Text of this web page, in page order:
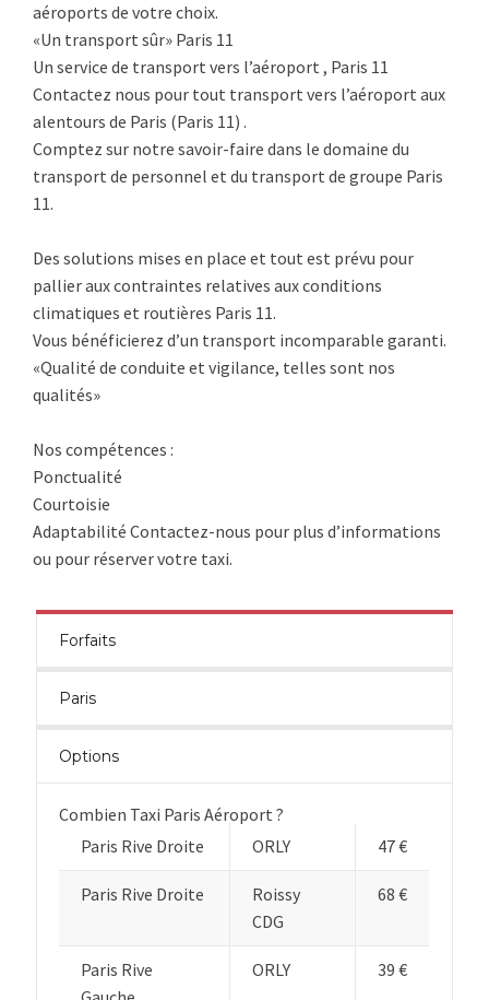
aéroports de votre choix.
«Un transport sûr» Paris 11
Un service de transport vers l’aéroport , Paris 11
Contactez nous pour tout transport vers l’aéroport aux
alentours de Paris (Paris 11) .
Comptez sur notre savoir-faire dans le domaine du
transport de personnel et du transport de groupe Paris
11.
Des solutions mises en place et tout est prévu pour
pallier aux contraintes relatives aux conditions
climatiques et routières Paris 11.
Vous bénéficierez d’un transport incomparable garanti.
«Qualité de conduite et vigilance, telles sont nos
qualités»
Nos compétences :
Ponctualité
Courtoisie
Adaptabilité Contactez-nous pour plus d’informations
ou pour réserver votre taxi.
Forfaits
Paris
Options
Combien Taxi Paris Aéroport ?
Paris Rive Droite
ORLY 47 €
Paris Rive Droite
Roissy
CDG
68 €
Paris Rive
ORLY 39 €